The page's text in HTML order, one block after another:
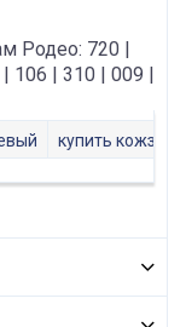
Родео: 720 |
106 | 310 | 009 |
купить кожзам